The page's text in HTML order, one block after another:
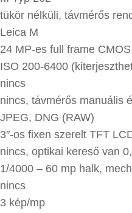
tükör nélküli, távmérős
Leica M
24 MP-es full frame
ISO 200-6400
nincs
nincs, távmérős manuális
JPEG, DNG (RAW)
3″-os fixen szerelt TFT
nincs, optikai kereső van
1/4000 – 60 mp halk,
nincs
3 kép/mp